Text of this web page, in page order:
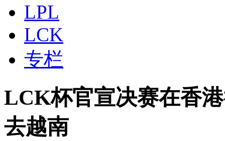
LPL
LCK
专栏
LCK杯官宣决赛在香
去越南